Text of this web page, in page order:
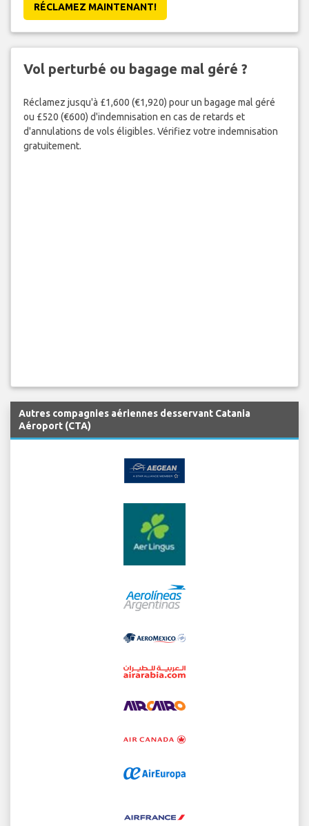
RÉCLAMEZ MAINTENANT!
Vol perturbé ou bagage mal géré ?
Réclamez jusqu'à £1,600 (€1,920) pour un bagage mal géré
ou £520 (€600) d'indemnisation en cas de retards et
d'annulations de vols éligibles. Vérifiez votre indemnisation
gratuitement.
Autres compagnies aériennes desservant Catania
Aéroport (CTA)